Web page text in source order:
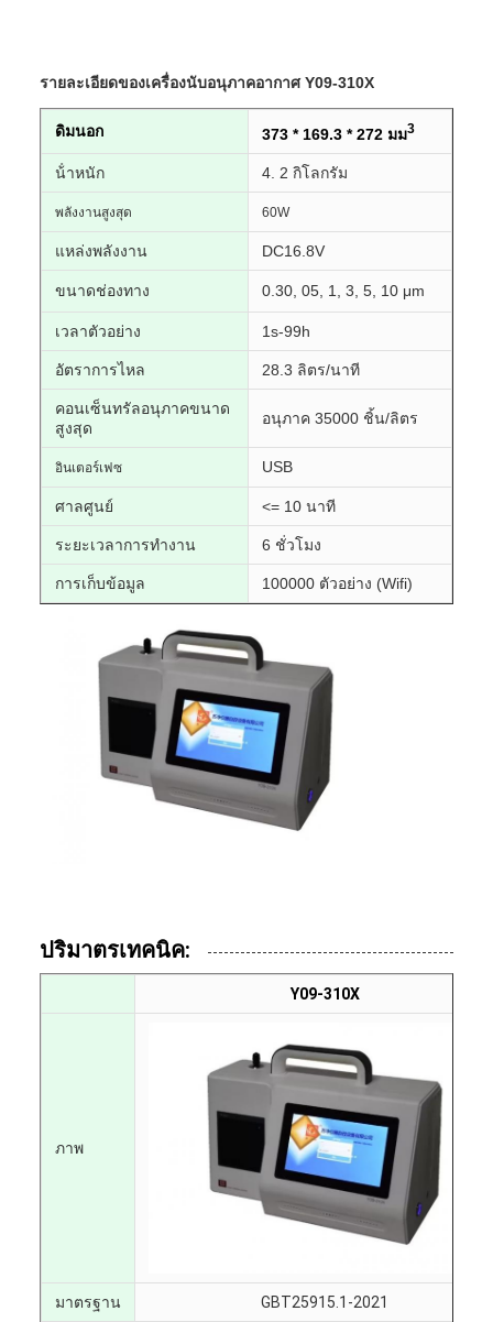
รายละเอียดของเครื่องนับอนุภาคอากาศ Y09-310X
ดิมนอก 373 * 169.3 * 272 มม3
น้ําหนัก 4. 2 กิโลกรัม
พลังงานสูงสุด 60W
แหล่งพลังงาน DC16.8V
ขนาดช่องทาง 0.30, 05, 1, 3, 5, 10 μm
เวลาตัวอย่าง 1s-99h
อัตราการไหล 28.3 ลิตร/นาที
คอนเซ็นทรัลอนุภาคขนาด
สูงสุด
อนุภาค 35000 ชิ้น/ลิตร
อินเตอร์เฟซ USB
ศาลศูนย์ <= 10 นาที
ระยะเวลาการทํางาน 6 ชั่วโมง
การเก็บข้อมูล 100000 ตัวอย่าง (Wifi)
ปริมาตรเทคนิค:
Y09-310X
ภาพ
มาตรฐาน GBT25915.1-2021